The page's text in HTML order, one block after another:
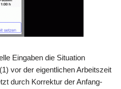
Eingaben die Situation
vor der eigentlichen Arbeitszeit
durch Korrektur der Anfang-